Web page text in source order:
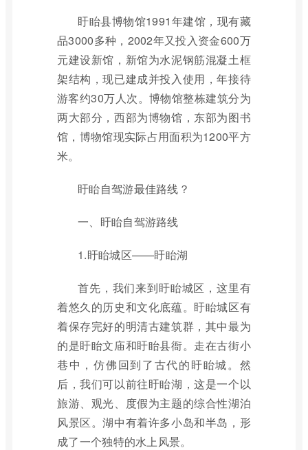
盱眙县博物馆1991年建馆，现有藏
品3000多种，2002年又投入资金600万
元建设新馆，新馆为水泥钢筋混凝土框
架结构，现已建成并投入使用，年接待
游客约30万人次。博物馆整栋建筑分为
两大部分，西部为博物馆，东部为图书
馆，博物馆现实际占用面积为1200平方
米。
盱眙自驾游最佳路线？
一、盱眙自驾游路线
1.盱眙城区——盱眙湖
首先，我们来到盱眙城区，这里有
着悠久的历史和文化底蕴。盱眙城区有
着保存完好的明清古建筑群，其中最为
的是盱眙文庙和盱眙县衙。走在古街小
巷中，仿佛回到了古代的盱眙城。然
后，我们可以前往盱眙湖，这是一个以
旅游、观光、度假为主题的综合性湖泊
风景区。湖中有着许多小岛和半岛，形
成了一个独特的水上风景。